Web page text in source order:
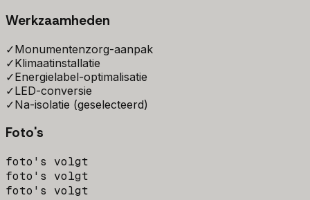
Werkzaamheden
✓Monumentenzorg-aanpak
✓Klimaatinstallatie
✓Energielabel-optimalisatie
✓LED-conversie
✓Na-isolatie (geselecteerd)
Foto's
foto's volgt
foto's volgt
foto's volgt